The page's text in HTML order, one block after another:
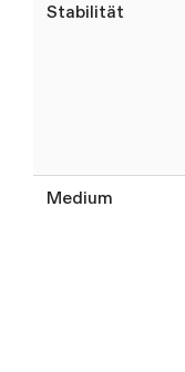
Stabilität
Medium